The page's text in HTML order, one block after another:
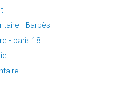
- Barbès
- paris 18